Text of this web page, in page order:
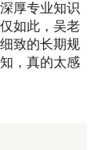
厚专业知识
如此，吴老
致的长期规
，真的太感